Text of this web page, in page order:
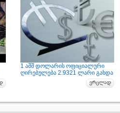
1 აშშ დოლარის ოფიციალური
ღირებულება 2.9321 ლარი გახდა